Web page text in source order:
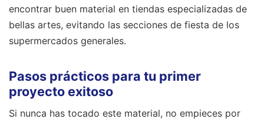
encontrar buen material en tiendas especializadas de
bellas artes, evitando las secciones de fiesta de los
supermercados generales.
Pasos prácticos para tu primer
proyecto exitoso
Si nunca has tocado este material, no empieces por